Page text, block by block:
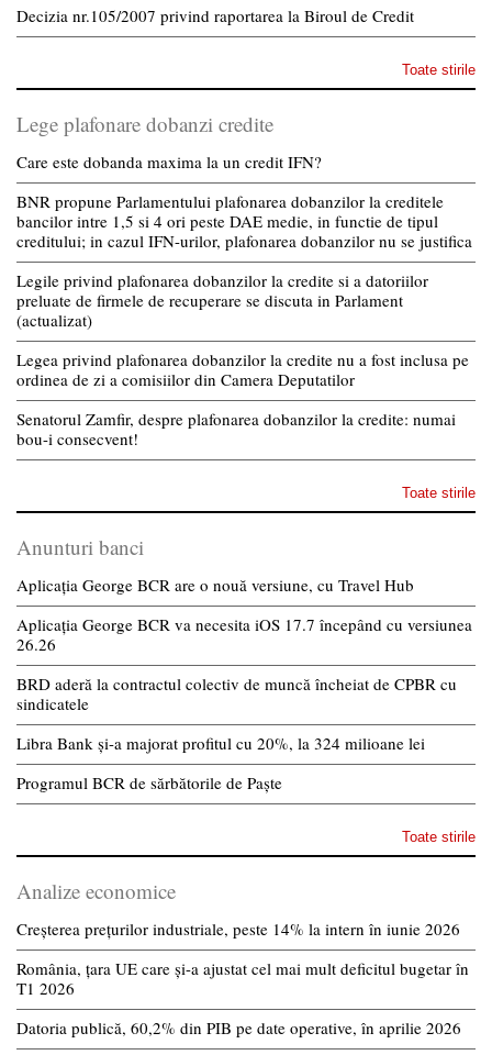
Decizia nr.105/2007 privind raportarea la Biroul de Credit
Toate stirile
Lege plafonare dobanzi credite
Care este dobanda maxima la un credit IFN?
BNR propune Parlamentului plafonarea dobanzilor la creditele
bancilor intre 1,5 si 4 ori peste DAE medie, in functie de tipul
creditului; in cazul IFN-urilor, plafonarea dobanzilor nu se justifica
Legile privind plafonarea dobanzilor la credite si a datoriilor
preluate de firmele de recuperare se discuta in Parlament
(actualizat)
Legea privind plafonarea dobanzilor la credite nu a fost inclusa pe
ordinea de zi a comisiilor din Camera Deputatilor
Senatorul Zamfir, despre plafonarea dobanzilor la credite: numai
bou-i consecvent!
Toate stirile
Anunturi banci
Aplicația George BCR are o nouă versiune, cu Travel Hub
Aplicația George BCR va necesita iOS 17.7 începând cu versiunea
26.26
BRD aderă la contractul colectiv de muncă încheiat de CPBR cu
sindicatele
Libra Bank și-a majorat profitul cu 20%, la 324 milioane lei
Programul BCR de sărbătorile de Paște
Toate stirile
Analize economice
Creșterea prețurilor industriale, peste 14% la intern în iunie 2026
România, țara UE care și-a ajustat cel mai mult deficitul bugetar în
T1 2026
Datoria publică, 60,2% din PIB pe date operative, în aprilie 2026